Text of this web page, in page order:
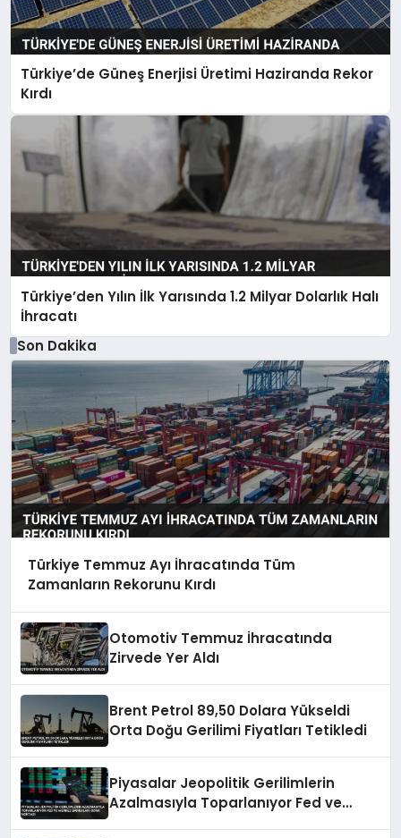
Türkiye’de Güneş Enerjisi Üretimi Haziranda Rekor
Kırdı
Türkiye’den Yılın İlk Yarısında 1.2 Milyar Dolarlık Halı
İhracatı
Son Dakika
Türkiye Temmuz Ayı İhracatında Tüm
Zamanların Rekorunu Kırdı
Otomotiv Temmuz İhracatında
Zirvede Yer Aldı
Brent Petrol 89,50 Dolara Yükseldi
Orta Doğu Gerilimi Fiyatları Tetikledi
Piyasalar Jeopolitik Gerilimlerin
Azalmasıyla Toparlanıyor Fed ve